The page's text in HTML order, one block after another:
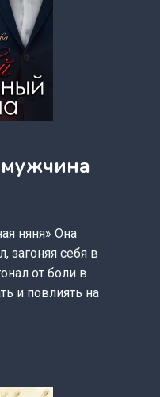
няня» Она
загоняя себя в
от боли в
и повлиять на